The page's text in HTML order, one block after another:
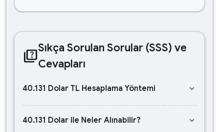
quizSıkça Sorulan Sorular (SSS) ve
Cevapları
40.131 Dolar TL Hesaplama Yöntemi keyboard_arrow_down
40.131 Dolar ile Neler Alınabilir? keyboard_arrow_down